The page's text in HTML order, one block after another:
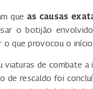
que as causas
o botijão
o que provocou o
viaturas de combate a
de rescaldo foi